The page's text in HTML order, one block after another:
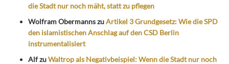
die Stadt nur noch mäht, statt zu pflegen
Wolfram ObermannszuArtikel 3 Grundgesetz: Wie die SPD
den islamistischen Anschlag auf den CSD Berlin
instrumentalisiert
AlfzuWaltrop als Negativbeispiel: Wenn die Stadt nur noch